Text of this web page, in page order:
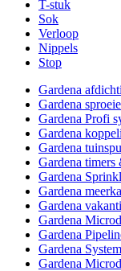
T-stuk
Sok
Verloop
Nippels
Stop
Gardena
Gardena
Gardena Profi
Gardena
Gardena
Gardena timers
Gardena
Gardena
Gardena
Gardena
Gardena
Gardena
Gardena